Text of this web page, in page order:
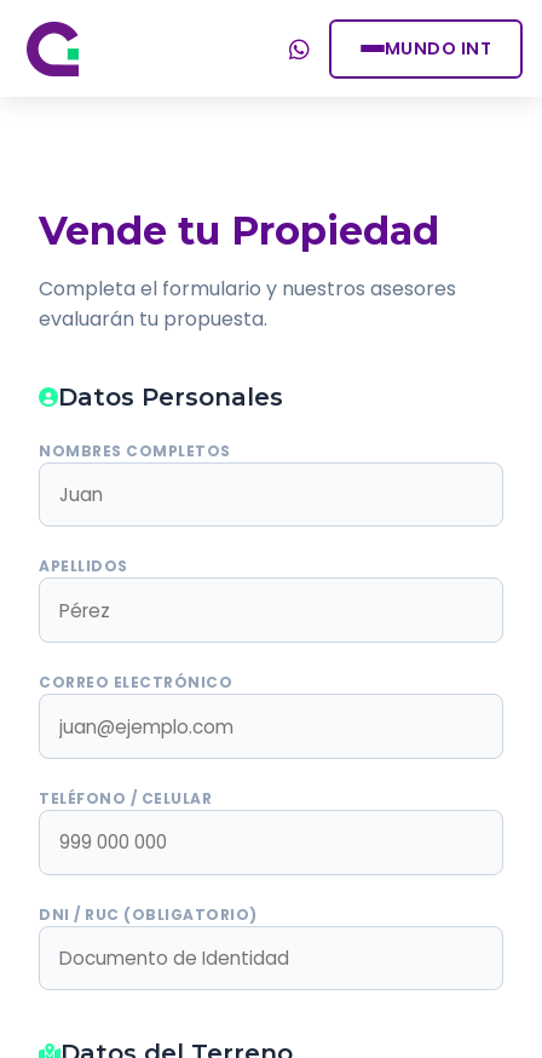
MUNDO INT
Vende tu Propiedad
Completa el formulario y nuestros asesores
evaluarán tu propuesta.
Datos Personales
NOMBRES COMPLETOS
APELLIDOS
CORREO ELECTRÓNICO
TELÉFONO / CELULAR
DNI / RUC (OBLIGATORIO)